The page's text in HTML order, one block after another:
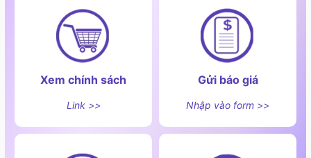
Xem chính sách
Link >>
Gửi báo giá
Nhập vào form >>